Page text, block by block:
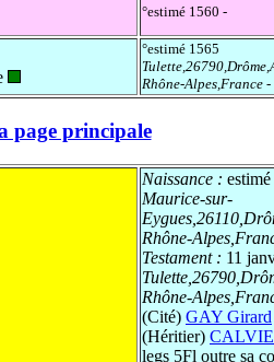
°estimé 1560 -
°estimé 1565
Rhône-Alpes,France -
page principale
Naissance :
Maurice-sur-
Rhône-
Testament : 11
Rhône-
(Cité) GAY Girard
(Héritier)
legs 5Fl outre sa